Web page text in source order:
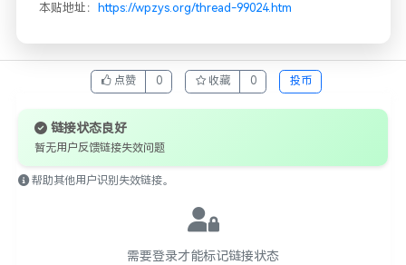
本贴地址： https://wpzys.org/thread-99024.htm
点赞 0 收藏 0 投币
链接状态良好
暂无用户反馈链接失效问题
帮助其他用户识别失效链接。
需要登录才能标记链接状态